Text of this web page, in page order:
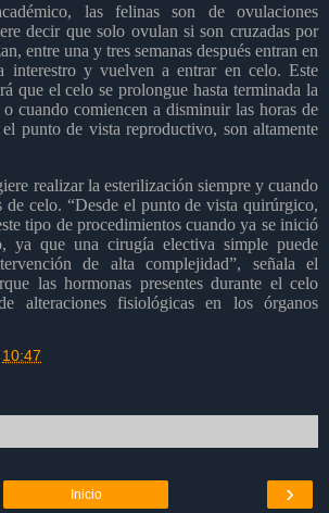
las felinas son de ovulaciones
decir que solo ovulan si son cruzadas por
entre una y tres semanas después entran en
interestro y vuelven a entrar en celo. Este
que el celo se prolongue hasta terminada la
cuando comiencen a disminuir las horas de
punto de vista reproductivo, son altamente
realizar la esterilización siempre y cuando
de celo. “Desde el punto de vista quirúrgico,
tipo de procedimientos cuando ya se inició
ya que una cirugía electiva simple puede
de alta complejidad”, señala el
las hormonas presentes durante el celo
alteraciones fisiológicas en los órganos
10:47
›
Inicio